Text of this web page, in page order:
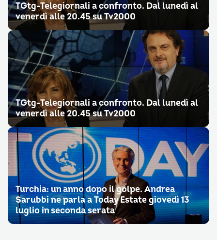
TGtg-Telegiornali a confronto. Dal lunedì al
venerdì alle 20.45 su Tv2000
TGtg-Telegiornali a confronto. Dal lunedì al
venerdì alle 20.45 su Tv2000
Turchia: un anno dopo il golpe. Andrea
Sarubbi ne parla a Today Estate giovedì 13
luglio in seconda serata